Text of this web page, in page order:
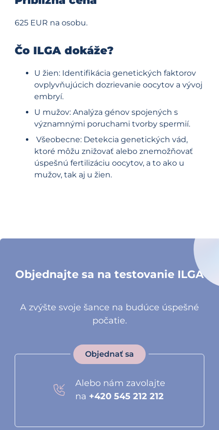
625 EUR na osobu.
Čo ILGA dokáže?
U žien: Identifikácia genetických faktorov
ovplyvňujúcich dozrievanie oocytov a vývoj
embryí.
U mužov: Analýza génov spojených s
významnými poruchami tvorby spermií.
Všeobecne: Detekcia genetických vád,
ktoré môžu znižovať alebo znemožňovať
úspešnú fertilizáciu oocytov, a to ako u
mužov, tak aj u žien.
Objednajte sa na testovanie ILGA
A zvýšte svoje šance na budúce úspešné
počatie.
Objednať sa
Alebo nám zavolajte
na +420 545 212 212